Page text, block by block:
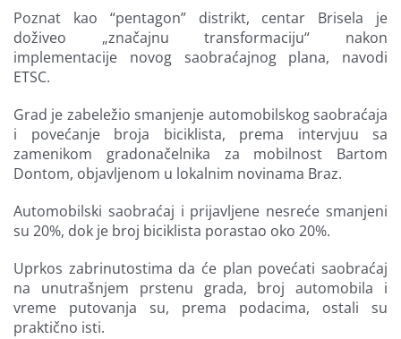
Poznat kao “pentagon” distrikt, centar Brisela je
doživeo „značajnu transformaciju“ nakon
implementacije novog saobraćajnog plana, navodi
ETSC.
Grad je zabeležio smanjenje automobilskog saobraćaja
i povećanje broja biciklista, prema intervjuu sa
zamenikom gradonačelnika za mobilnost Bartom
Dontom, objavljenom u lokalnim novinama Braz.
Automobilski saobraćaj i prijavljene nesreće smanjeni
su 20%, dok je broj biciklista porastao oko 20%.
Uprkos zabrinutostima da će plan povećati saobraćaj
na unutrašnjem prstenu grada, broj automobila i
vreme putovanja su, prema podacima, ostali su
praktično isti.